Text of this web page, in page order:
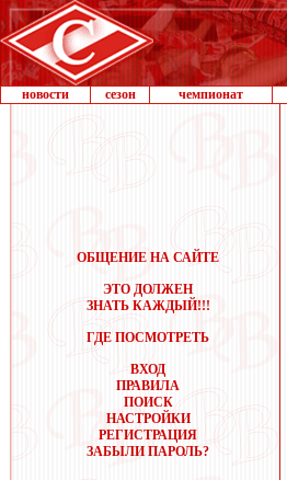
новости сезон чемпионат
ОБЩЕНИЕ НА САЙТЕ
ЭТО ДОЛЖЕН
ЗНАТЬ КАЖДЫЙ!!!
ГДЕ ПОСМОТРЕТЬ
ВХОД
ПРАВИЛА
ПОИСК
НАСТРОЙКИ
РЕГИСТРАЦИЯ
ЗАБЫЛИ ПАРОЛЬ?